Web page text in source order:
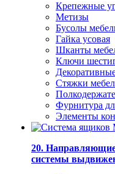
Крепежные
Метизы
Бусолы
Гайка усовая
Шканты
Ключи
Стяжки
Фурнитура
Элементы
20.
системы